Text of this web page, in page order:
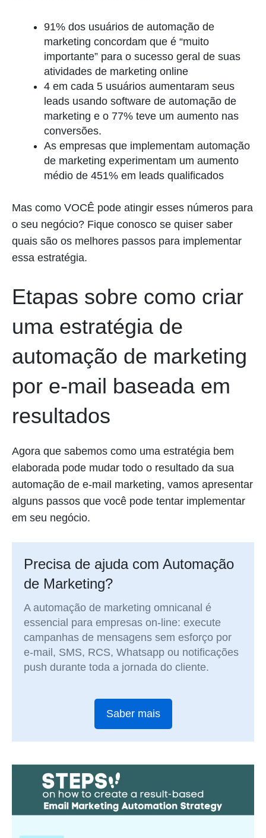
91% dos usuários de automação de
marketing concordam que é “muito
importante” para o sucesso geral de suas
atividades de marketing online
4 em cada 5 usuários aumentaram seus
leads usando software de automação de
marketing e o 77% teve um aumento nas
conversões.
As empresas que implementam automação
de marketing experimentam um aumento
médio de 451% em leads qualificados
Mas como VOCÊ pode atingir esses números para
o seu negócio? Fique conosco se quiser saber
quais são os melhores passos para implementar
essa estratégia.
Etapas sobre como criar
uma estratégia de
automação de marketing
por e-mail baseada em
resultados
Agora que sabemos como uma estratégia bem
elaborada pode mudar todo o resultado da sua
automação de e-mail marketing, vamos apresentar
alguns passos que você pode tentar implementar
em seu negócio.
Precisa de ajuda com Automação
de Marketing?
A automação de marketing omnicanal é
essencial para empresas on-line: execute
campanhas de mensagens sem esforço por
e-mail, SMS, RCS, Whatsapp ou notificações
push durante toda a jornada do cliente.
Saber mais